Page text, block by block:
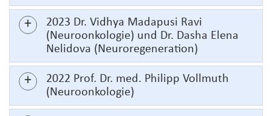
2023 Dr. Vidhya Madapusi Ravi
(Neuroonkologie) und Dr. Dasha Elena
Nelidova (Neuroregeneration)
2022 Prof. Dr. med. Philipp Vollmuth
(Neuroonkologie)